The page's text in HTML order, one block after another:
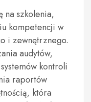
na szkolenia,
kompetencji w
i zewnętrznego.
audytów,
kontroli
raportów
która